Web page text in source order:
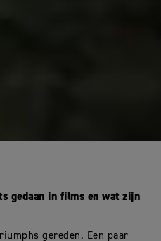
gedaan in films en wat zijn
gereden. Een paar